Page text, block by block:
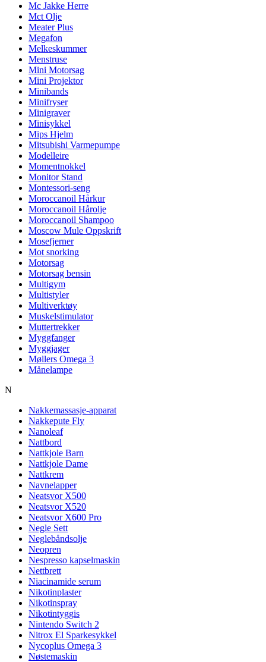
Mc Jakke Herre
Mct Olje
Meater Plus
Megafon
Melkeskummer
Menstruse
Mini Motorsag
Mini Projektor
Minibands
Minifryser
Minigraver
Minisykkel
Mips Hjelm
Mitsubishi Varmepumpe
Modelleire
Momentnokkel
Monitor Stand
Montessori-seng
Moroccanoil Hårkur
Moroccanoil Hårolje
Moroccanoil Shampoo
Moscow Mule Oppskrift
Mosefjerner
Mot snorking
Motorsag
Motorsag bensin
Multigym
Multistyler
Multiverktøy
Muskelstimulator
Muttertrekker
Myggfanger
Myggjager
Møllers Omega 3
Månelampe
N
Nakkemassasje-apparat
Nakkepute Fly
Nanoleaf
Nattbord
Nattkjole Barn
Nattkjole Dame
Nattkrem
Navnelapper
Neatsvor X500
Neatsvor X520
Neatsvor X600 Pro
Negle Sett
Neglebåndsolje
Neopren
Nespresso kapselmaskin
Nettbrett
Niacinamide serum
Nikotinplaster
Nikotinspray
Nikotintyggis
Nintendo Switch 2
Nitrox El Sparkesykkel
Nycoplus Omega 3
Nøstemaskin